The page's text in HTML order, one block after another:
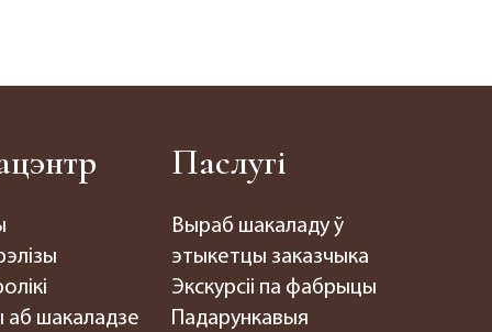
аб шакаладзе
Паслугі
Выраб шакаладу ў
этыкетцы заказчыка
Экскурсіі па фабрыцы
Падарункавыя